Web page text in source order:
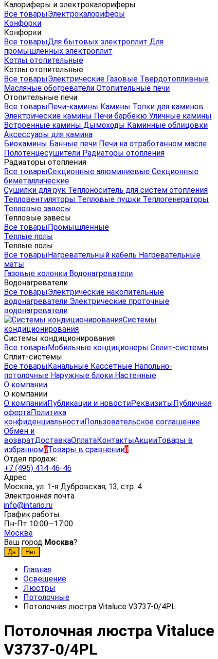
Калориферы и электрокалориферы
Все товарыЭлектрокалориферы
Конфорки
Конфорки
Все товарыДля бытовых электроплит Для
промышленных электроплит
Котлы отопительные
Котлы отопительные
Все товарыЭлектрические Газовые Твердотопливные
Масляные обогреватели Отопительные печи
Отопительные печи
Все товарыПечи-камины Камины Топки для каминов
Электрические камины Печи барбекю Уличные камины
Встроенные камины Дымоходы Каминные облицовки
Аксессуары для камина
Биокамины Банные печи Печи на отработанном масле
Полотенцесушители Радиаторы отопления
Радиаторы отопления
Все товарыСекционные алюминиевые Секционные
биметаллические
Сушилки для рук Теплоноситель для систем отопления
Тепловентиляторы Тепловые пушки Теплогенераторы
Тепловые завесы
Тепловые завесы
Все товарыПромышленные
Теплые полы
Теплые полы
Все товарыНагревательный кабель Нагревательные
маты
Газовые колонки Водонагреватели
Водонагреватели
Все товарыЭлектрические накопительные
водонагреватели Электрические проточные
водонагреватели
Системы
кондиционирования
Системы кондиционирования
Все товарыМобильные кондиционеры Сплит-системы
Сплит-системы
Все товарыКанальные Кассетные Напольно-
потолочные Наружные блоки Настенные
О компании
О компании
О компанииПубликации и новостиРеквизитыПубличная
офертаПолитика
конфиденциальностиПользовательское соглашение
Обмен и
возвратДоставкаОплатаКонтактыАкцииТовары в
избранном0Товары в сравнении0
Отдел продаж:
+7 (495) 414-46-46
Адрес
Москва, ул. 1-я Дубровская, 13, стр. 4
Электронная почта
info@intario.ru
График работы
Пн-Пт 10:00—17:00
Москва
Ваш город Москва?
Главная
Освещение
Люстры
Потолочные
Потолочная люстра Vitaluce V3737-0/4PL
Потолочная люстра Vitaluce
V3737-0/4PL